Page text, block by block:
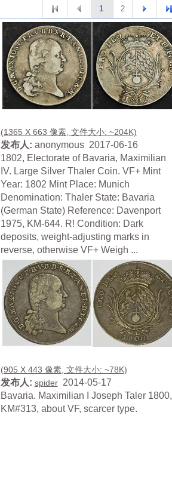
1 2
(1365 X 663 像素, 文件大小: ~204K)
发布人: anonymous 2017-06-16
1802, Electorate of Bavaria, Maximilian
IV. Large Silver Thaler Coin. VF+ Mint
Year: 1802 Mint Place: Munich
Denomination: Thaler State: Bavaria
(German State) Reference: Davenport
1975, KM-644. R! Condition: Dark
deposits, weight-adjusting marks in
reverse, otherwise VF+ Weigh ...
(905 X 443 像素, 文件大小: ~78K)
发布人: spider2014-05-17
Bavaria. Maximilian I Joseph Taler 1800,
KM#313, about VF, scarcer type.